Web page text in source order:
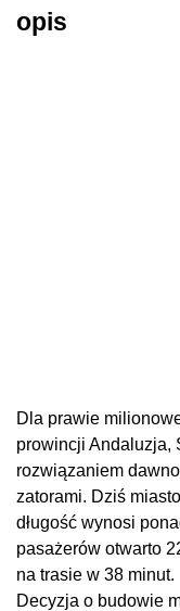
opis
Dla prawie
prowincji Andaluzja,
rozwiązaniem
zatorami. Dziś
długość wynosi
pasażerów otwarto
na trasie w 38 minut.
Decyzja o budowie